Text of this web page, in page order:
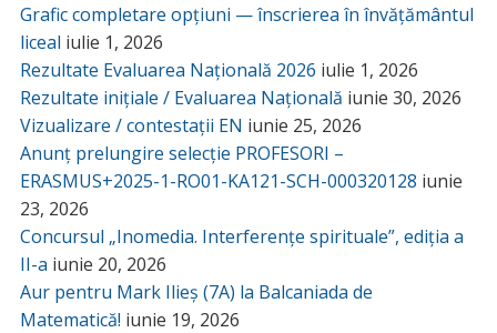
Grafic completare opțiuni — înscrierea în învățământul
liceal iulie 1, 2026
Rezultate Evaluarea Națională 2026 iulie 1, 2026
Rezultate inițiale / Evaluarea Națională iunie 30, 2026
Vizualizare / contestații EN iunie 25, 2026
Anunț prelungire selecție PROFESORI –
ERASMUS+2025-1-RO01-KA121-SCH-000320128 iunie
23, 2026
Concursul „Inomedia. Interferențe spirituale”, ediția a
II-a iunie 20, 2026
Aur pentru Mark Ilieș (7A) la Balcaniada de
Matematică! iunie 19, 2026